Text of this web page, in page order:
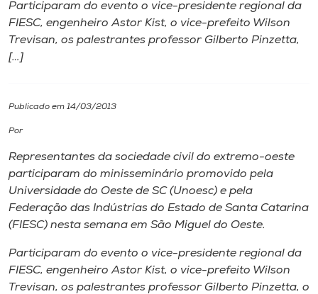
I.nova
Cultura
CPA
Biblioteca
Rádio
Participaram do evento o vice-presidente regional da
FIESC, engenheiro Astor Kist, o vice-prefeito Wilson
Trevisan, os palestrantes professor Gilberto Pinzetta,
[…]
Publicado em 14/03/2013
Por
Representantes da sociedade civil do extremo-oeste
participaram do minisseminário promovido pela
Universidade do Oeste de SC (Unoesc) e pela
Federação das Indústrias do Estado de Santa Catarina
(FIESC) nesta semana em São Miguel do Oeste.
Participaram do evento o vice-presidente regional da
FIESC, engenheiro Astor Kist, o vice-prefeito Wilson
Trevisan, os palestrantes professor Gilberto Pinzetta, o